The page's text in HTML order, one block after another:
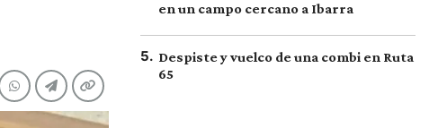
en un campo cercano a Ibarra
5. Despiste y vuelco de una combi en Ruta
65